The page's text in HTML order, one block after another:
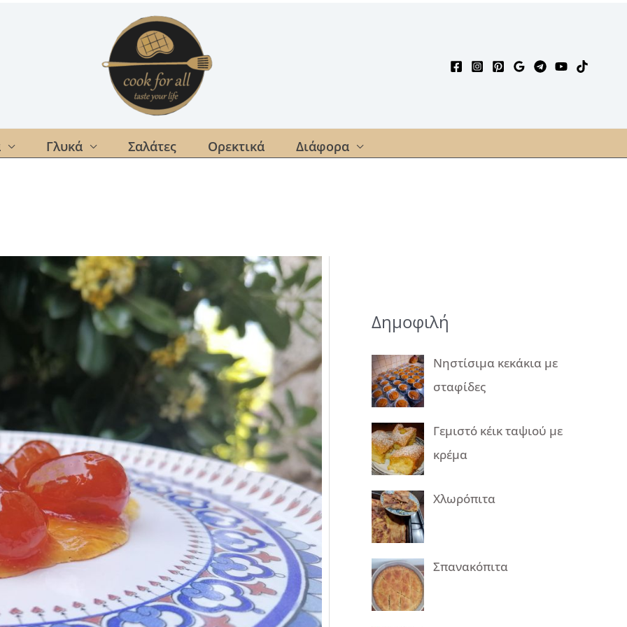
Γλυκά Σαλάτες Ορεκτικά Διάφορα
Δημοφιλή
Νηστίσιμα κεκάκια με
σταφίδες
Γεμιστό κέικ ταψιού με
κρέμα
Χλωρόπιτα
Σπανακόπιτα